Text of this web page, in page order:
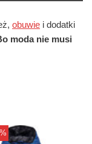
obuwie i dodatki
moda nie musi